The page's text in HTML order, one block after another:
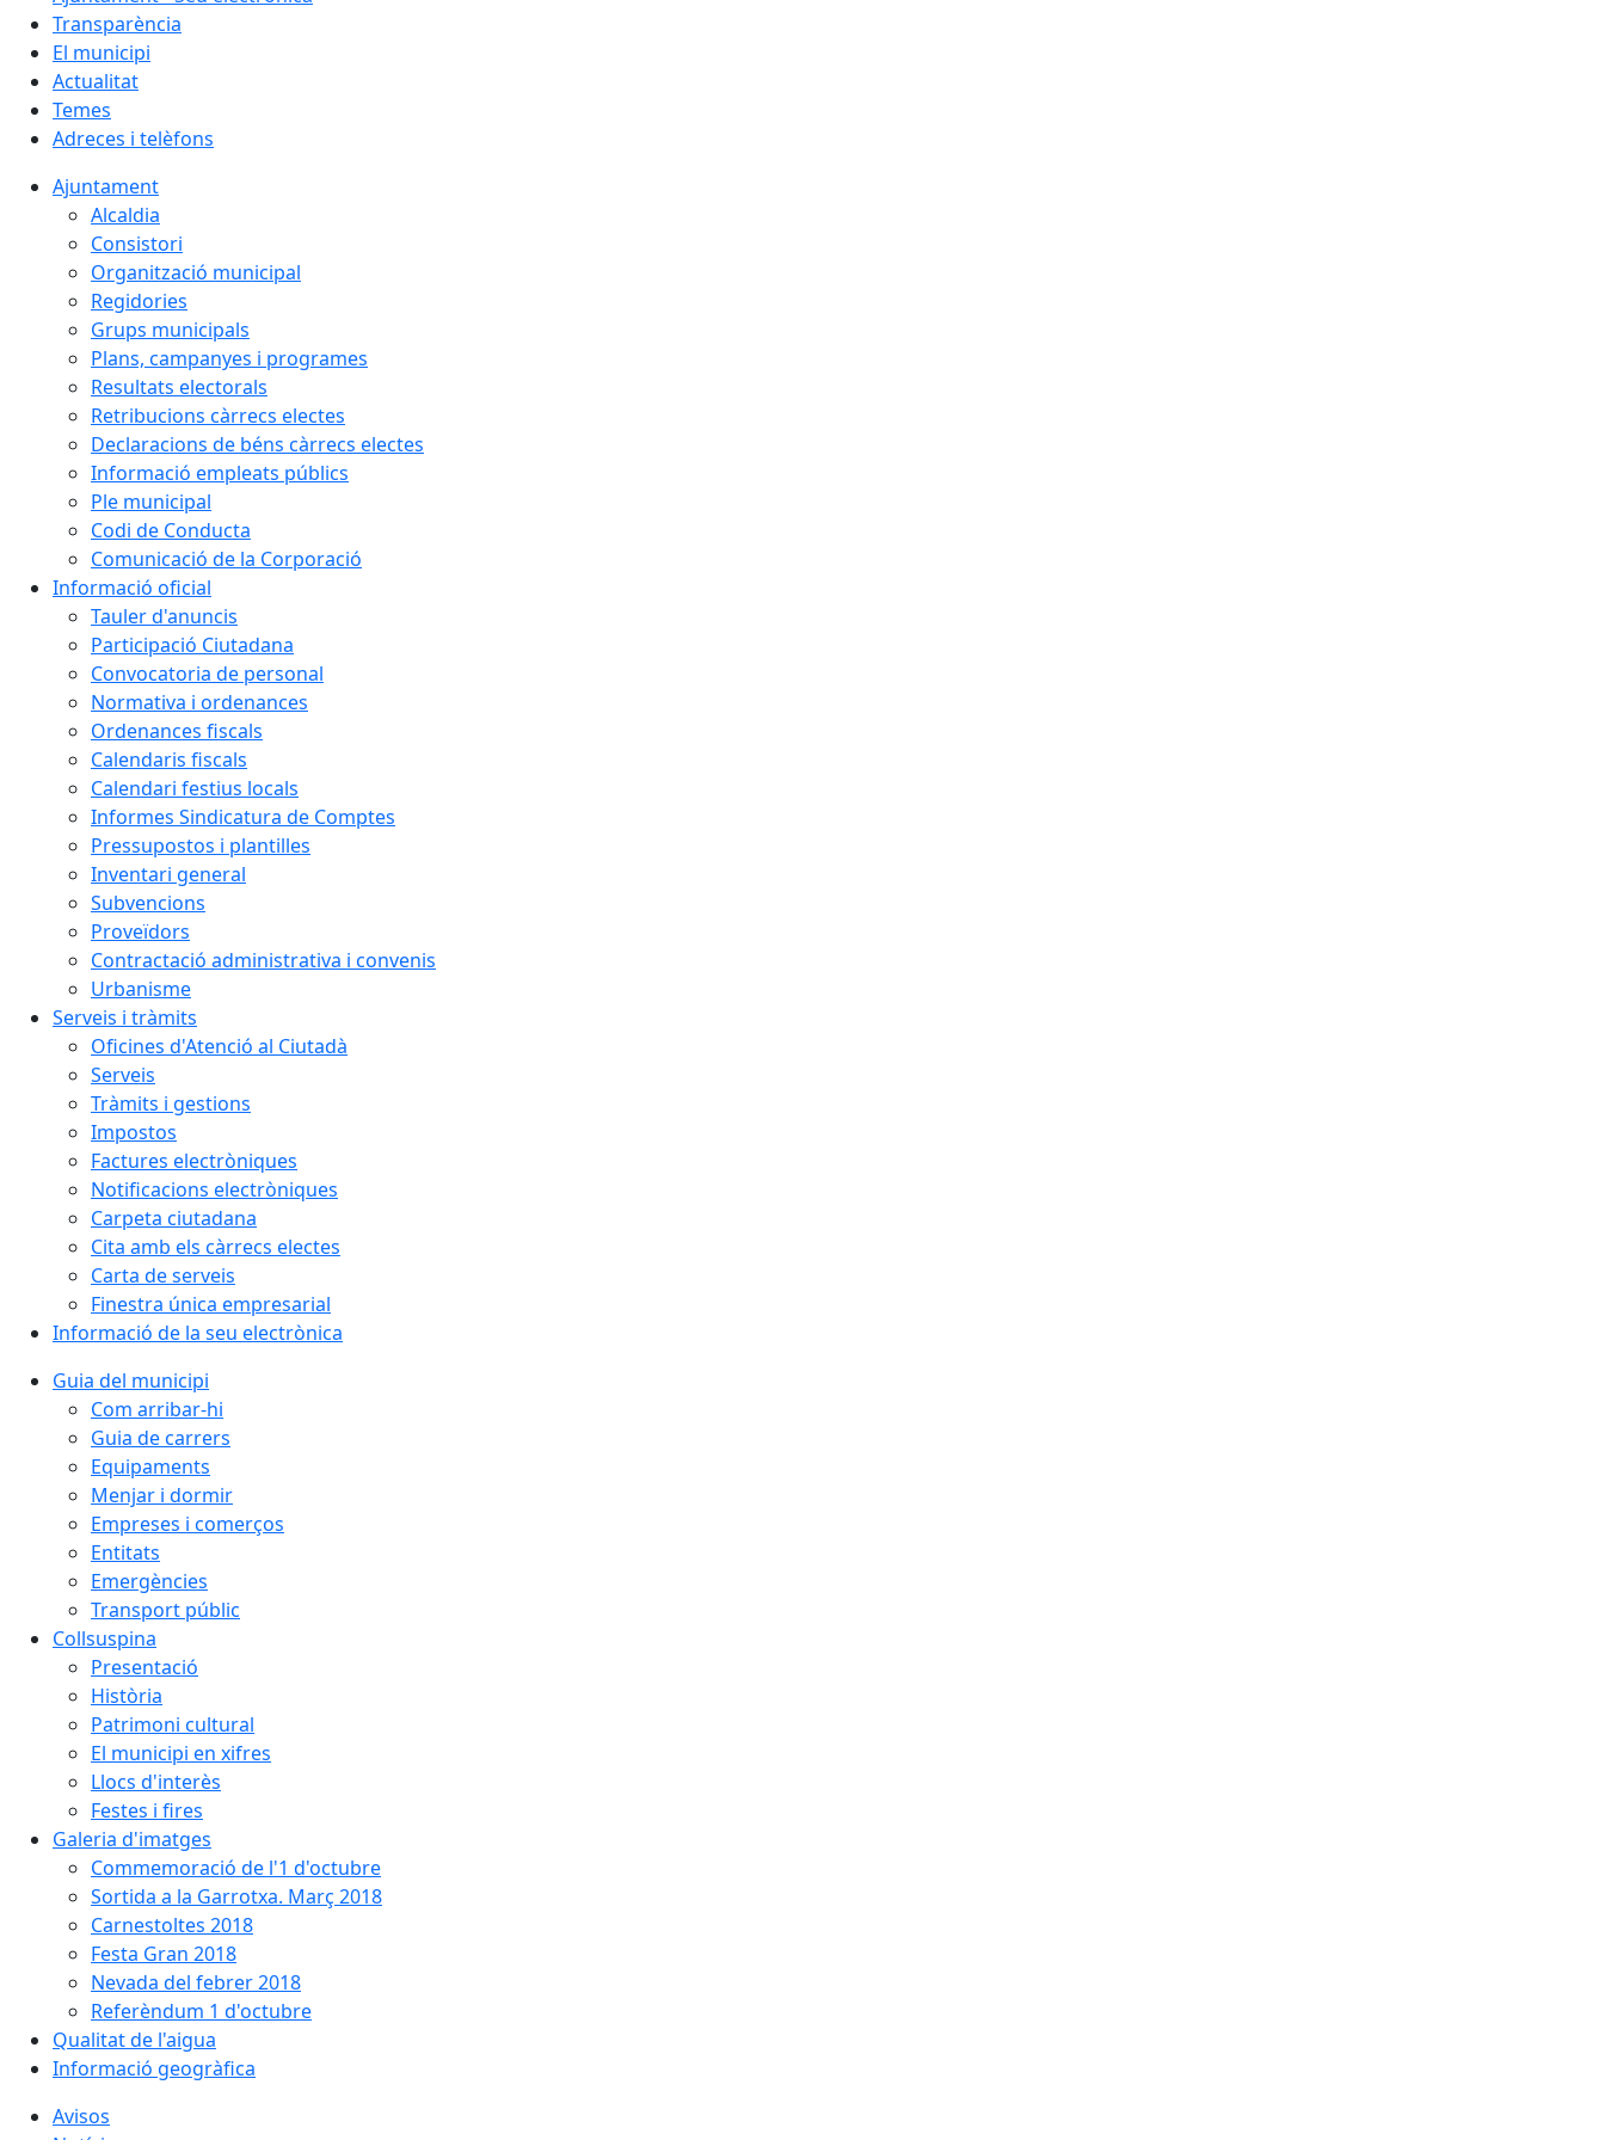
Transparència
El municipi
Actualitat
Temes
Adreces i telèfons
Ajuntament
Alcaldia
Consistori
Organització municipal
Regidories
Grups municipals
Plans, campanyes i programes
Resultats electorals
Retribucions càrrecs electes
Declaracions de béns càrrecs electes
Informació empleats públics
Ple municipal
Codi de Conducta
Comunicació de la Corporació
Informació oficial
Tauler d'anuncis
Participació Ciutadana
Convocatoria de personal
Normativa i ordenances
Ordenances fiscals
Calendaris fiscals
Calendari festius locals
Informes Sindicatura de Comptes
Pressupostos i plantilles
Inventari general
Subvencions
Proveïdors
Contractació administrativa i convenis
Urbanisme
Serveis i tràmits
Oficines d'Atenció al Ciutadà
Serveis
Tràmits i gestions
Impostos
Factures electròniques
Notificacions electròniques
Carpeta ciutadana
Cita amb els càrrecs electes
Carta de serveis
Finestra única empresarial
Informació de la seu electrònica
Guia del municipi
Com arribar-hi
Guia de carrers
Equipaments
Menjar i dormir
Empreses i comerços
Entitats
Emergències
Transport públic
Collsuspina
Presentació
Història
Patrimoni cultural
El municipi en xifres
Llocs d'interès
Festes i fires
Galeria d'imatges
Commemoració de l'1 d'octubre
Sortida a la Garrotxa. Març 2018
Carnestoltes 2018
Festa Gran 2018
Nevada del febrer 2018
Referèndum 1 d'octubre
Qualitat de l'aigua
Informació geogràfica
Avisos